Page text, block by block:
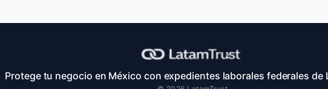
Protege tu negocio en México con expedientes laborales federales de